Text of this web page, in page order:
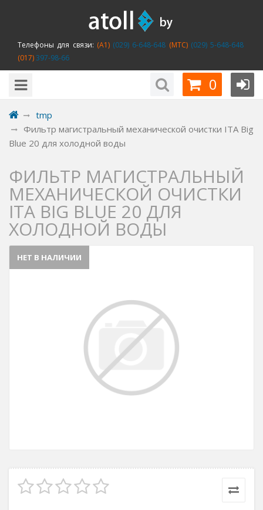
Телефоны для связи: (A1)(029) 6-648-648 (MTC)(029) 5-648-648
(017)397-98-66
0
tmp
Фильтр магистральный механической очистки ITA Big
Blue 20 для холодной воды
ФИЛЬТР МАГИСТРАЛЬНЫЙ
МЕХАНИЧЕСКОЙ ОЧИСТКИ
ITA BIG BLUE 20 ДЛЯ
ХОЛОДНОЙ ВОДЫ
НЕТ В НАЛИЧИИ